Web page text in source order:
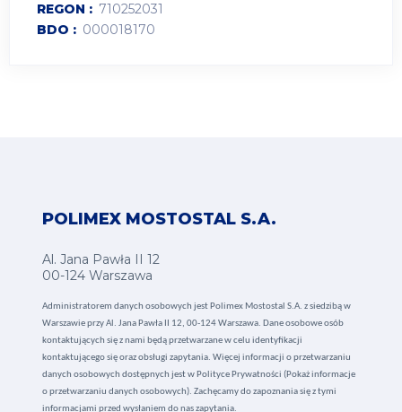
REGON
710252031
BDO
000018170
POLIMEX MOSTOSTAL S.A.
Al. Jana Pawła II 12
00-124 Warszawa
Administratorem danych osobowych jest Polimex Mostostal S.A. z siedzibą w
Warszawie przy Al. Jana Pawła II 12, 00-124 Warszawa. Dane osobowe osób
kontaktujących się z nami będą przetwarzane w celu identyfikacji
kontaktującego się oraz obsługi zapytania. Więcej informacji o przetwarzaniu
danych osobowych dostępnych jest w Polityce Prywatności (Pokaż informacje
o przetwarzaniu danych osobowych). Zachęcamy do zapoznania się z tymi
informacjami przed wysłaniem do nas zapytania.